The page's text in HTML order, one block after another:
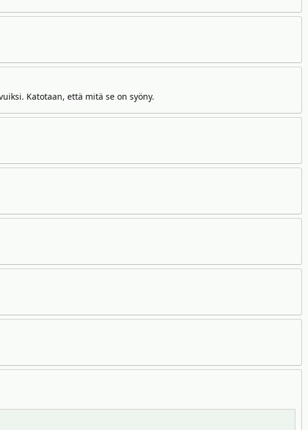
Katotaan, että mitä se on syöny.